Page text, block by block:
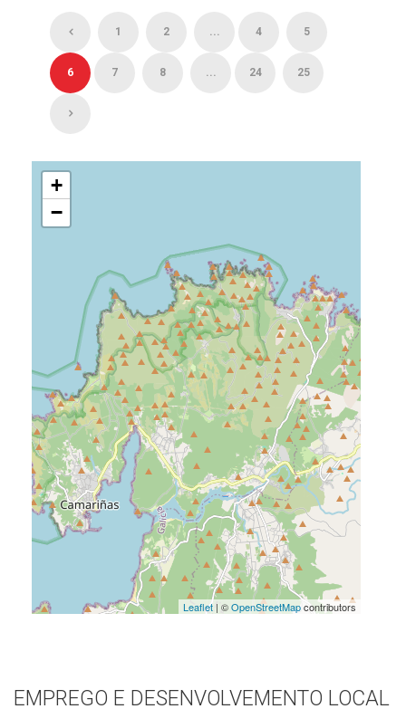
1 2 ... 4 5
6 7 8 ... 24 25
+
−
Leaflet| ©OpenStreetMapcontributors
EMPREGO E DESENVOLVEMENTO LOCAL